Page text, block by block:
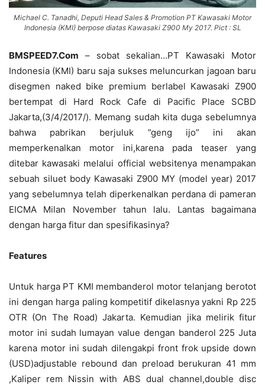
Michael C. Tanadhi, Deputi Head Sales & Promotion PT Kawasaki Motor
Indonesia (KMI) berpose diatas Kawasaki Z900 My 2017. Pict : SL
BMSPEED7.Com – sobat sekalian…PT Kawasaki Motor
Indonesia (KMI) baru saja sukses meluncurkan jagoan baru
disegmen naked bike premium berlabel Kawasaki Z900
bertempat di Hard Rock Cafe di Pacific Place SCBD
Jakarta,(3/4/2017/). Memang sudah kita duga sebelumnya
bahwa pabrikan berjuluk ”geng ijo” ini akan
memperkenalkan motor ini,karena pada teaser yang
ditebar kawasaki melalui official websitenya menampakan
sebuah siluet body Kawasaki Z900 MY (model year) 2017
yang sebelumnya telah diperkenalkan perdana di pameran
EICMA Milan November tahun lalu. Lantas bagaimana
dengan harga fitur dan spesifikasinya?
Features
Untuk harga PT KMI membanderol motor telanjang berotot
ini dengan harga paling kompetitif dikelasnya yakni Rp 225
OTR (On The Road) Jakarta. Kemudian jika melirik fitur
motor ini sudah lumayan value dengan banderol 225 Juta
karena motor ini sudah dilengakpi front frok upside down
(USD)adjustable rebound dan preload berukuran 41 mm
,Kaliper rem Nissin with ABS dual channel,double disc